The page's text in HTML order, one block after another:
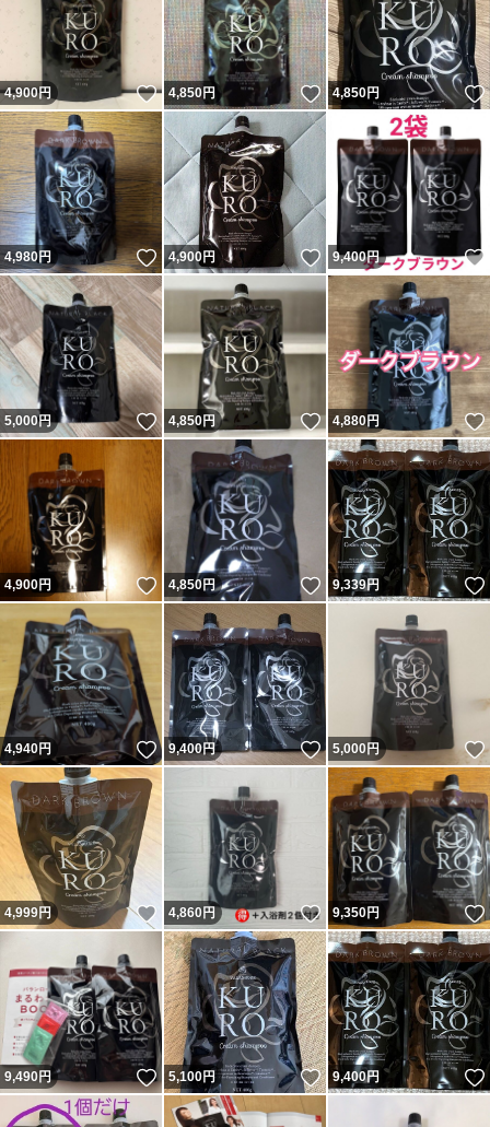
4,900円 いいね！
4,850円 いいね！
4,850円
4,980円 いいね！
4,900円 いいね！
9,400円
5,000円 いいね！
4,850円 いいね！
4,880円
4,900円 いいね！
4,850円 いいね！
9,339円
4,940円 いいね！
9,400円 いいね！
5,000円
4,999円 いいね！
4,860円 いいね！
9,350円
9,490円 いいね！
5,100円 いいね！
9,400円